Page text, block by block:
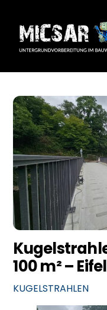
content
100 m² – Eifel
KUGELSTRAHLEN